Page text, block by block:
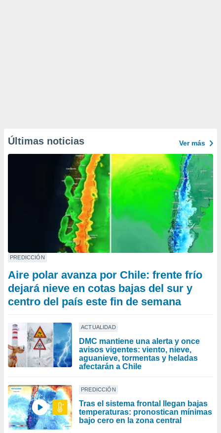
Últimas noticias Ver más
PREDICCIÓN
Aire polar avanza por Chile: frente frío
dejará nieve en cotas bajas del sur y
centro del país este fin de semana
ACTUALIDAD
DMC mantiene una alerta y once
avisos vigentes: viento, nieve,
aguanieve, tormentas y heladas
afectarán a Chile
PREDICCIÓN
Tras el sistema frontal llegan bajas
temperaturas: pronostican mínimas
bajo cero en la zona central